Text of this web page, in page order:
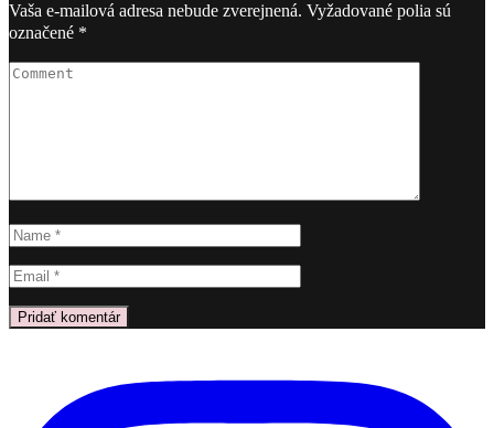
Žiadne
komentáre
Men
Vaša e-mailová adresa nebude zverejnená. Vyžadované polia sú
označené *